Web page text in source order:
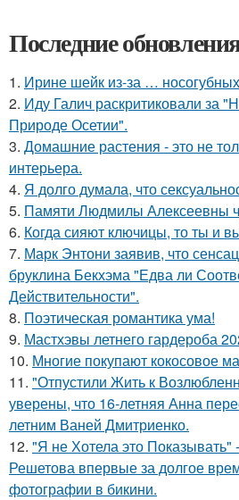
Последние
1. Ирине шейк из-за …
2. Иду Галич раскритиковали за
Природе Осетии".
3. Домашние растения - это не
интерьера.
4. Я долго думала, что
5. Памяти Людмилы Алексеевны
6. Когда сияют ключицы, то ты и
7. Марк Энтони заявив, что
бруклина Бекхэма "Едва ли
Действительности".
8. Поэтическая романтика ума!
9. Мастхэвы летнего гардероба
10. Многие покупают кокосовое
11. "Отпустили Жить к
уверены, что 16-летняя Анна
летним Ваней Дмитриенко.
12. "Я не Хотела это Показывать"
Решетова впервые за долгое
фотографии в бикини.